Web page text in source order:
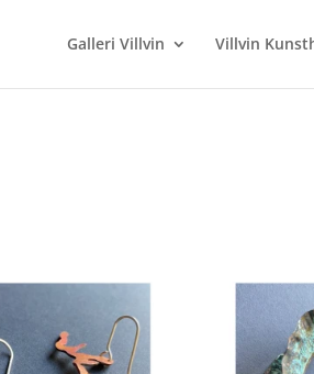
Galleri Villvin Villvin